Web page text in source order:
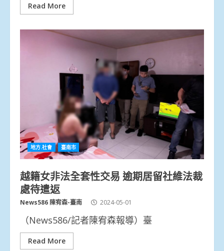
Read More
地方.社會 臺南市
越籍女非法全套性交易 逾期居留社維法裁
處待遣返
News586 陳宥森-臺南 2024-05-01
（News586/記者陳宥森報導）臺
Read More